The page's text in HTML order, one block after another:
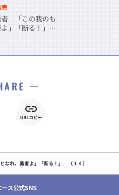
者 「この我のも
よ」「断る！」
なれ、勇者よ」「断る！」 （１４）
ース公式SNS